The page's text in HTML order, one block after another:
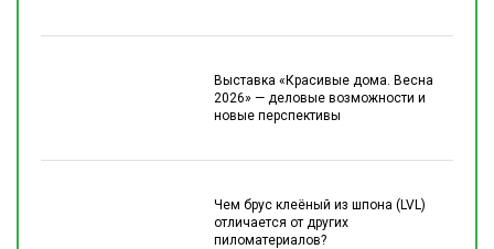
Выставка «Красивые дома. Весна
2026» — деловые возможности и
новые перспективы
Чем брус клеёный из шпона (LVL)
отличается от других
пиломатериалов?